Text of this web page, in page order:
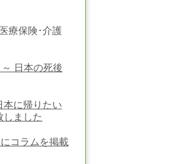
療保険･介護
日本の死後
本に帰りたい
しました
コラムを掲載